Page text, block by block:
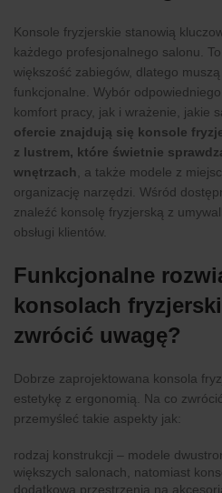
Konsole fryzjerskie stanowią
każdego profesjonalnego salonu.
większość zabiegów, dlatego
funkcjonalne. Wybór
komfort pracy, jak i wrażenie, jakie
ofercie znajdują się konsole
z lustrem, które świetnie
wnętrzach , a także modele z
organizację narzędzi. Wśród
znaleźć konsolę fryzjerską z
obsługi klientów.
Funkcjonalne
konsolach
zwrócić uwagę?
Dobrze zaprojektowana konsola
estetykę z ergonomią. Na co
przemyśleć takie aspekty jak:
rodzaj konstrukcji – modele
większych salonach, natomiast
dodatkową przestrzenią na